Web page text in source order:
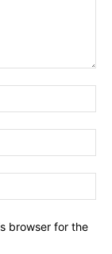
browser for the